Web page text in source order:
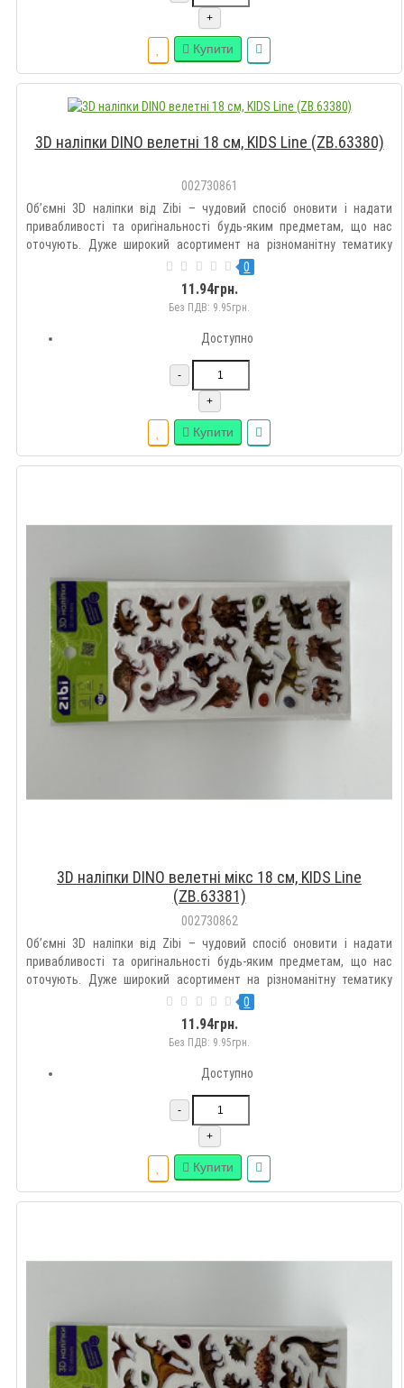
+
Купити
3D наліпки DINO велетні 18 см, KIDS Line (ZB.63380)
002730861
Об’ємні 3D наліпки від Zibi – чудовий спосіб оновити і надати
привабливості та оригінальності будь-яким предметам, що нас
оточують. Дуже широкий асортимент на різноманітну тематику
дозволить підібрати такі наклейки кожному на свій смак.
Оздоблюйте гаджети, зошити, блокноти, щоденники, пенали,
0
11.94грн.
Без ПДВ: 9.95грн.
Доступно
-
+
Купити
3D наліпки DINO велетні мікс 18 см, KIDS Line
(ZB.63381)
002730862
Об’ємні 3D наліпки від Zibi – чудовий спосіб оновити і надати
привабливості та оригінальності будь-яким предметам, що нас
оточують. Дуже широкий асортимент на різноманітну тематику
дозволить підібрати такі наклейки кожному на свій смак.
Оздоблюйте гаджети, зошити, блокноти, щоденники, пенали,
0
11.94грн.
Без ПДВ: 9.95грн.
Доступно
-
+
Купити